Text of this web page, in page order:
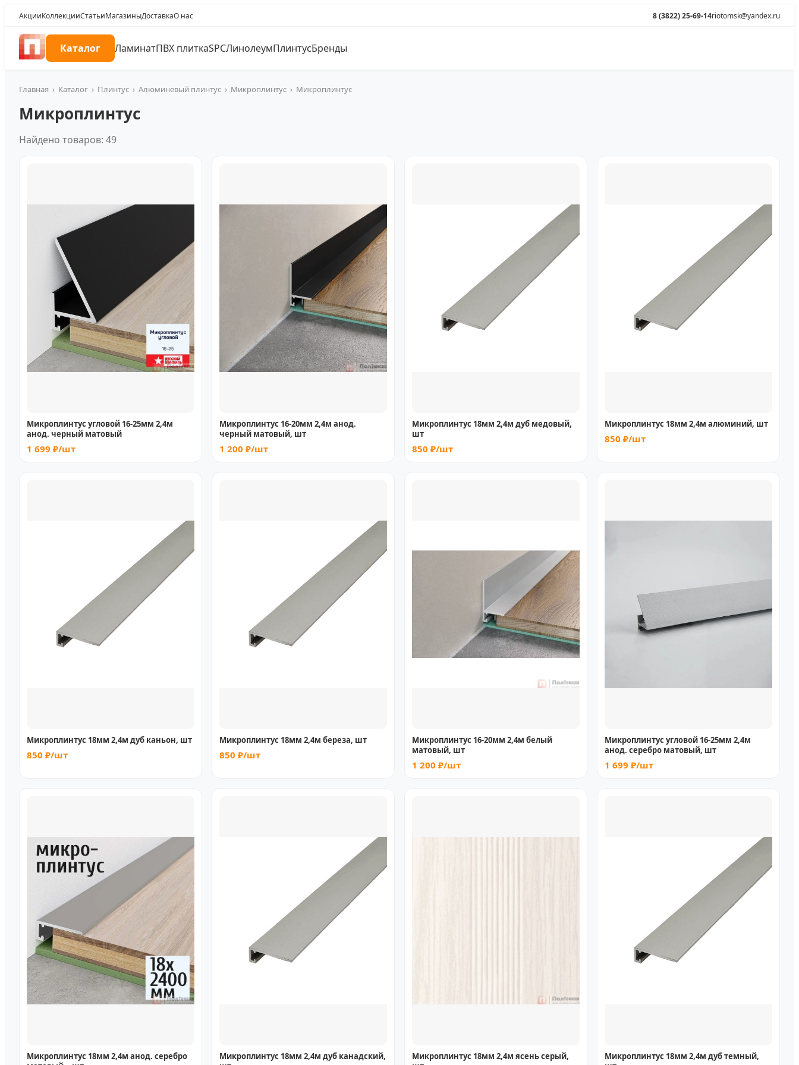
АкцииКоллекцииСтатьиМагазиныДоставкаО нас 8 (3822) 25-69-14riotomsk@yandex.ru
Каталог ЛаминатПВХ плиткаSPCЛинолеумПлинтусБренды
Главная › Каталог › Плинтус › Алюминевый плинтус › Микроплинтус › Микроплинтус
Микроплинтус
Найдено товаров: 49
Микроплинтус угловой 16-25мм 2,4м
анод. черный матовый
1 699 ₽/шт
Микроплинтус 16-20мм 2,4м анод.
черный матовый, шт
1 200 ₽/шт
Микроплинтус 18мм 2,4м дуб медовый,
шт
850 ₽/шт
Микроплинтус 18мм 2,4м алюминий, шт
850 ₽/шт
Микроплинтус 18мм 2,4м дуб каньон, шт
850 ₽/шт
Микроплинтус 18мм 2,4м береза, шт
850 ₽/шт
Микроплинтус 16-20мм 2,4м белый
матовый, шт
1 200 ₽/шт
Микроплинтус угловой 16-25мм 2,4м
анод. серебро матовый, шт
1 699 ₽/шт
Микроплинтус 18мм 2,4м анод. серебро
Микроплинтус 18мм 2,4м дуб канадский,
Микроплинтус 18мм 2,4м ясень серый,
Микроплинтус 18мм 2,4м дуб темный,